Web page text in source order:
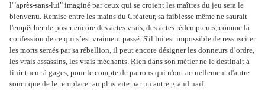
l'"après-sans-lui" imaginé par ceux qui se croient les maîtres du jeu sera le
bienvenu. Remise entre les mains du Créateur, sa faiblesse même ne saurait
l'empêcher de poser encore des actes vrais, des actes rédempteurs, comme la
confession de ce qui s’est vraiment passé. S'il lui est impossible de ressusciter
les morts semés par sa rébellion, il peut encore désigner les donneurs d’ordre,
les vrais assassins, les vrais méchants. Rien dans son métier ne le destinait à
finir tueur à gages, pour le compte de patrons qui n'ont actuellement d'autre
souci que de le remplacer au plus vite par un autre grand naïf.